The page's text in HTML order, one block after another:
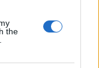
the
audra: